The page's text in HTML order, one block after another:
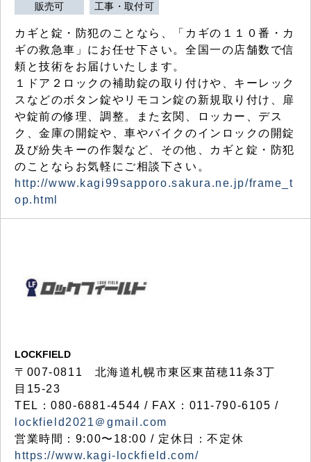
販売可 工事・取付可
カギと錠・防犯のことなら、「カギの１１０番・カ
ギの救急車」にお任せ下さい。全国一の店舗数で信
頼と技術をお届けいたします。
１ドア２ロックの補助錠の取り付けや、キーレック
スなどのボタン錠やリモコン錠の新規取り付け、扉
や錠前の修理、調整。また玄関、ロッカー、デス
ク、金庫の開錠や、車やバイクのインロックの開錠
及び紛失キーの作製など、その他、カギと錠・防犯
のことならお気軽にご相談下さい。
http://www.kagi99sapporo.sakura.ne.jp/frame_t
op.html
LOCKFIELD
〒007-0811 北海道札幌市東区東苗穂11条3丁
目15-23
TEL：080-6881-4544 / FAX：011-790-6105 /
lockfield2021＠gmail.com
営業時間：9:00〜18:00 / 定休日：不定休
https://www.kagi-lockfield.com/